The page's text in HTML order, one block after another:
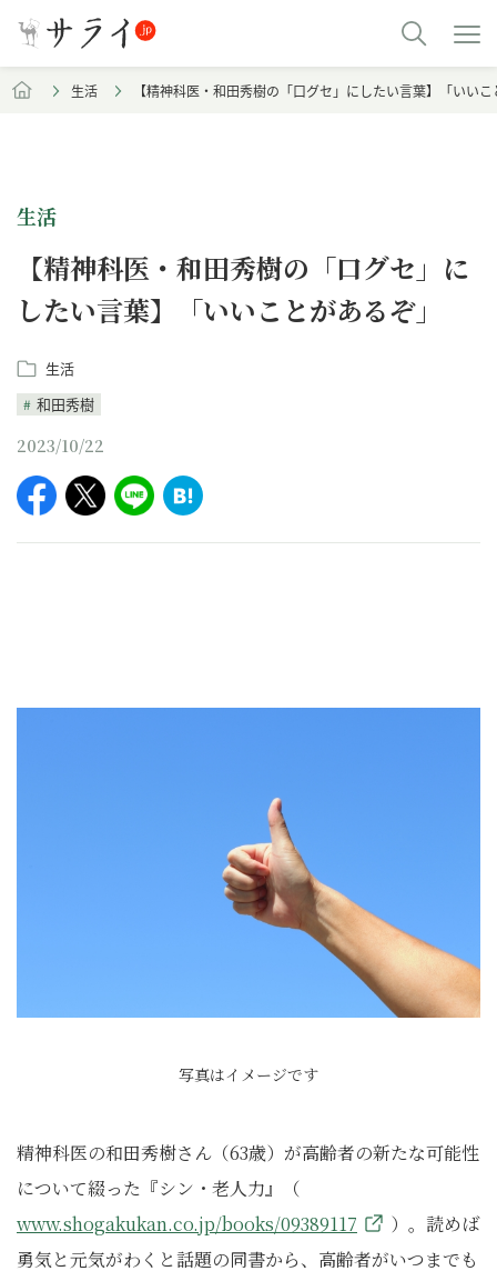
生活 【精神科医・和田秀樹の「口グセ」にしたい言葉】「いい
生活
【精神科医・和田秀樹の「口グセ」に
したい言葉】「いいことがあるぞ」
生活
和田秀樹
2023/10/22
写真はイメージです
精神科医の和田秀樹さん（63歳）が高齢者の新たな可能性
について綴った『シン・老人力』（
www.shogakukan.co.jp/books/09389117
）。読めば
勇気と元気がわくと話題の同書から、高齢者がいつまでも